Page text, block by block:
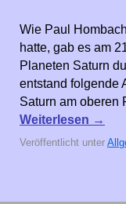
Wie Paul
hatte, gab es am
Planeten Saturn
entstand folgende
Saturn am oberen
Weiterlesen →
Veröffentlicht unter